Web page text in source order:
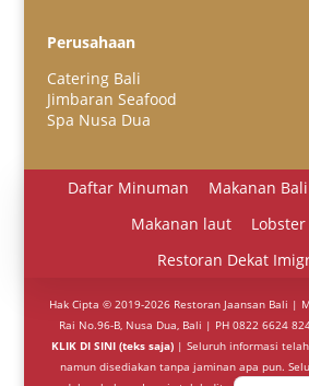
Perusahaan
Catering Bali
Jimbaran Seafood
Spa Nusa Dua
Daftar Minuman Makanan Bali
Makanan laut
Lobster
Restoran Dekat
Hak Cipta © 2019-2026 Restoran Jaansan Bali |
Rai No.96-B, Nusa Dua, Bali | PH 0822 6624
KLIK DI SINI (teks saja) | Seluruh informasi
namun disediakan tanpa jaminan apa pun.
简体
繁體
हिन्दी